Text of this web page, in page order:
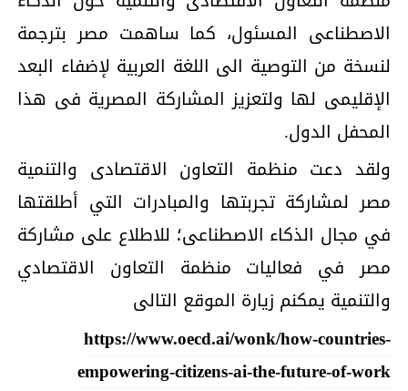
الاصطناعى المسئول، كما ساهمت مصر بترجمة
لنسخة من التوصية الى اللغة العربية لإضفاء البعد
الإقليمى لها ولتعزيز المشاركة المصرية فى هذا
المحفل الدول.
ولقد دعت منظمة التعاون الاقتصادى والتنمية
مصر لمشاركة تجربتها والمبادرات التي أطلقتها
في مجال الذكاء الاصطناعى؛ للاطلاع على مشاركة
مصر في فعاليات منظمة التعاون الاقتصادي
والتنمية يمكنم زيارة الموقع التالى
https://www.oecd.ai/wonk/how-countries-
empowering-citizens-ai-the-future-of-work